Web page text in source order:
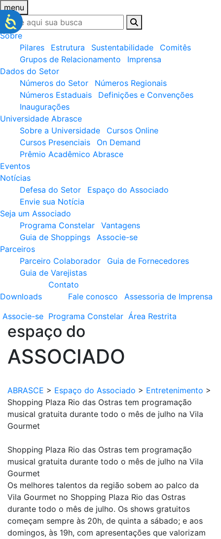
menu
Sobre
Pilares
Estrutura Sustentabilidade
Comitês
Grupos de Relacionamento
Imprensa
Dados do Setor
Números do Setor
Números Regionais
Números Estaduais
Definições e Convenções
Inaugurações
Universidade Abrasce
Sobre a Universidade
Cursos Online
Cursos Presenciais
On Demand
Prêmio Acadêmico Abrasce
Eventos
Notícias
Defesa do Setor
Espaço do Associado
Envie sua Notícia
Seja um Associado
Programa Constelar
Vantagens
Guia de Shoppings
Associe-se
Parceiros
Parceiro Colaborador
Guia de Fornecedores
Guia de Varejistas
Downloads
Contato
Fale conosco
Assessoria de Imprensa
Associe-se Programa Constelar Área Restrita
espaço do
ASSOCIADO
ABRASCE > Espaço do Associado > Entretenimento >
Shopping Plaza Rio das Ostras tem programação
musical gratuita durante todo o mês de julho na Vila
Gourmet
Shopping Plaza Rio das Ostras tem programação
musical gratuita durante todo o mês de julho na Vila
Gourmet
Os melhores talentos da região sobem ao palco da
Vila Gourmet no Shopping Plaza Rio das Ostras
durante todo o mês de julho. Os shows gratuitos
começam sempre às 20h, de quinta a sábado; e aos
domingos, às 19h, com apresentações que valorizam